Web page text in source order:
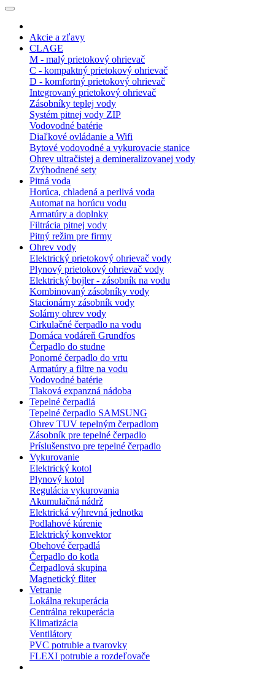
Akcie a zľavy
CLAGE
M - malý prietokový ohrievač
C - kompaktný prietokový ohrievač
D - komfortný prietokový ohrievač
Integrovaný prietokový ohrievač
Zásobníky teplej vody
Systém pitnej vody ZIP
Vodovodné batérie
Diaľkové ovládanie a Wifi
Bytové vodovodné a vykurovacie stanice
Ohrev ultračistej a demineralizovanej vody
Zvýhodnené sety
Pitná voda
Horúca, chladená a perlivá voda
Automat na horúcu vodu
Armatúry a doplnky
Filtrácia pitnej vody
Pitný režim pre firmy
Ohrev vody
Elektrický prietokový ohrievač vody
Plynový prietokový ohrievač vody
Elektrický bojler - zásobník na vodu
Kombinovaný zásobníky vody
Stacionárny zásobník vody
Solárny ohrev vody
Cirkulačné čerpadlo na vodu
Domáca vodáreň Grundfos
Čerpadlo do studne
Ponorné čerpadlo do vrtu
Armatúry a filtre na vodu
Vodovodné batérie
Tlaková expanzná nádoba
Tepelné čerpadlá
Tepelné čerpadlo SAMSUNG
Ohrev TUV tepelným čerpadlom
Zásobník pre tepelné čerpadlo
Príslušenstvo pre tepelné čerpadlo
Vykurovanie
Elektrický kotol
Plynový kotol
Regulácia vykurovania
Akumulačná nádrž
Elektrická výhrevná jednotka
Podlahové kúrenie
Elektrický konvektor
Obehové čerpadlá
Čerpadlo do kotla
Čerpadlová skupina
Magnetický fliter
Vetranie
Lokálna rekuperácia
Centrálna rekuperácia
Klimatizácia
Ventilátory
PVC potrubie a tvarovky
FLEXI potrubie a rozdeľovače